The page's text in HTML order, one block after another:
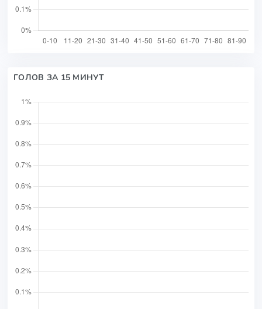
ГОЛОВ ЗА 15 МИНУТ